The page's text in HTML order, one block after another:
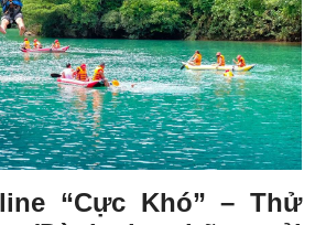
“Cực Khó” – Thử